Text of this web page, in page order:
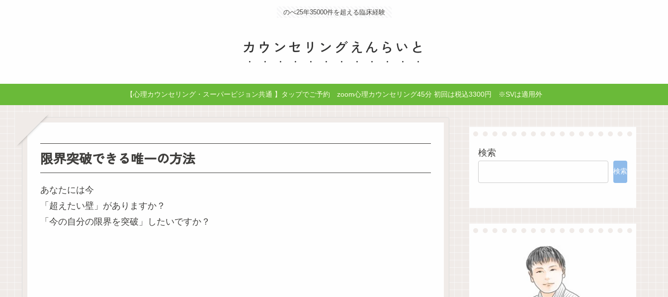
のべ25年35000件を超える臨床経験
カウンセリングえんらいと
【心理カウンセリング・スーパービジョン共通 】タップでご予約 zoom心理カウンセリング45分 初回は税込3300円 ※SVは適用外
限界突破できる唯一の方法
あなたには今
「超えたい壁」がありますか？
「今の自分の限界を突破」したいですか？
検索
検索